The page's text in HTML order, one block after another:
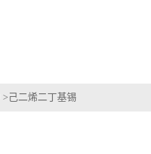
> 己二烯二丁基锡